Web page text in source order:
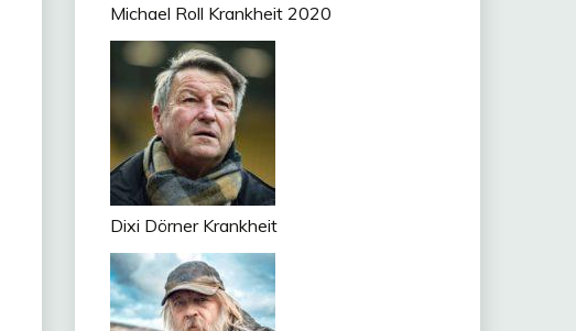
Michael Roll Krankheit 2020
Dixi Dörner Krankheit